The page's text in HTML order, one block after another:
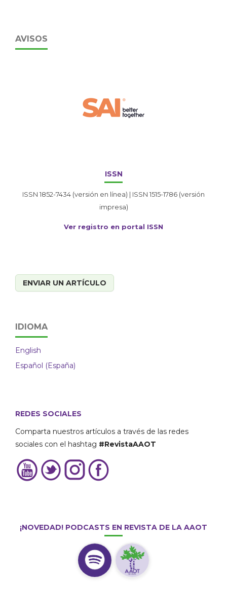
AVISOS
ISSN
ISSN 1852-7434 (versión en línea) | ISSN 1515-1786 (versión
impresa)
Ver registro en portal ISSN
ENVIAR UN ARTÍCULO
IDIOMA
English
Español (España)
REDES SOCIALES
Comparta nuestros artículos a través de las redes
sociales con el hashtag #RevistaAAOT
¡NOVEDAD! PODCASTS EN REVISTA DE LA AAOT